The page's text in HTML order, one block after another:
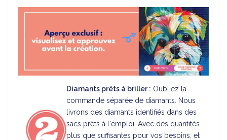
Diamants prêts à briller : Oubliez la
commande séparée de diamants. Nous
livrons des diamants identifiés dans des
sacs prêts à l'emploi. Avec des quantités
plus que suffisantes pour vos besoins, et